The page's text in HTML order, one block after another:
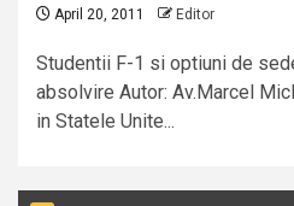
April 20, 2011 Editor
Studentii F-1 si optiuni de
absolvire Autor: Av.Marcel
in Statele Unite...